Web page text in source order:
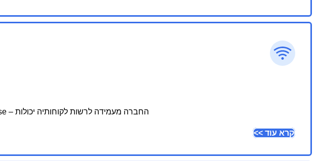
החברה מעמידה לרשות לקוחותיה יכולות – In-House : תכנון, אינטגרציה, שרות ותחזוקה בפריסה ארצית.
קרא עוד >>